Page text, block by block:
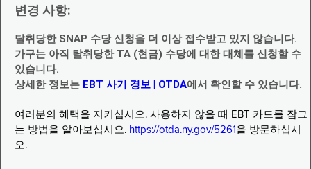
변경 사항:
탈취당한 SNAP 수당 신청을 더 이상 접수받고 있지 않습니다.
가구는 아직 탈취당한 TA (현금) 수당에 대한 대체를 신청할 수
있습니다.
상세한 정보는 EBT 사기 경보 | OTDA에서 확인할 수 있습니다.
여러분의 혜택을 지키십시오. 사용하지 않을 때 EBT 카드를 잠그
는 방법을 알아보십시오. https://otda.ny.gov/5261 을 방문하십시
오.